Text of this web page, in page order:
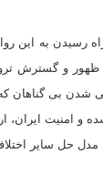
به این
ظهور و گسترش
بی گناهان که
امنیت ایران،
حل سایر